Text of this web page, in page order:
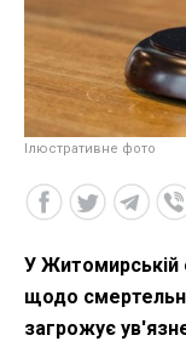
Ілюстративне фото
У Житомирській
щодо
загрожує